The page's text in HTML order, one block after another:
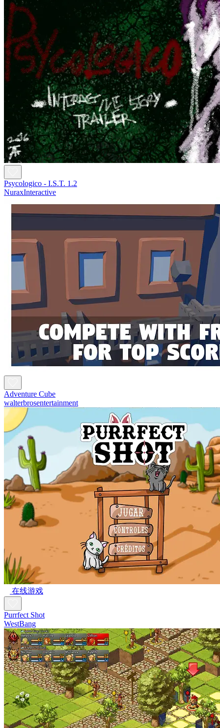
Psycologico - I.S.T. 1.2
NuraxInteractive
Adventure Cube
walterbrosentertainment
在线游戏
Purrfect Shot
WestBang